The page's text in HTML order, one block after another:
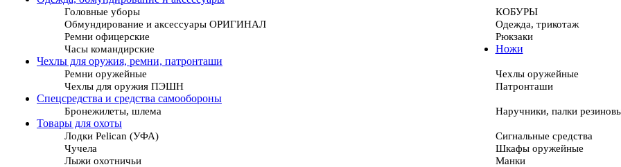
Головные уборы
КОБУРЫ
Обмундирование и аксессуары ОРИГИНАЛ
Одежда, трикотаж
Ремни офицерские
Рюкзаки
Часы командирские
Ножи
Чехлы для оружия, ремни, патронташи
Ремни оружейные
Чехлы оружейные
Чехлы для оружия ПЭШН
Патронташи
Спецсредства и средства самообороны
Бронежилеты, шлема
Наручники, палки
Товары для охоты
Лодки Pelican (УФА)
Сигнальные средства
Чучела
Шкафы оружейные
Лыжи охотничьи
Манки